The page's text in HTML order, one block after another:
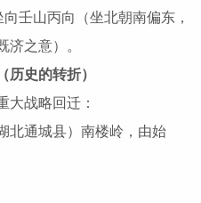
壬山丙向（坐北朝南偏东，
济之意）。
历史的转折）
战略回迁：
通城县）南楼岭，由始